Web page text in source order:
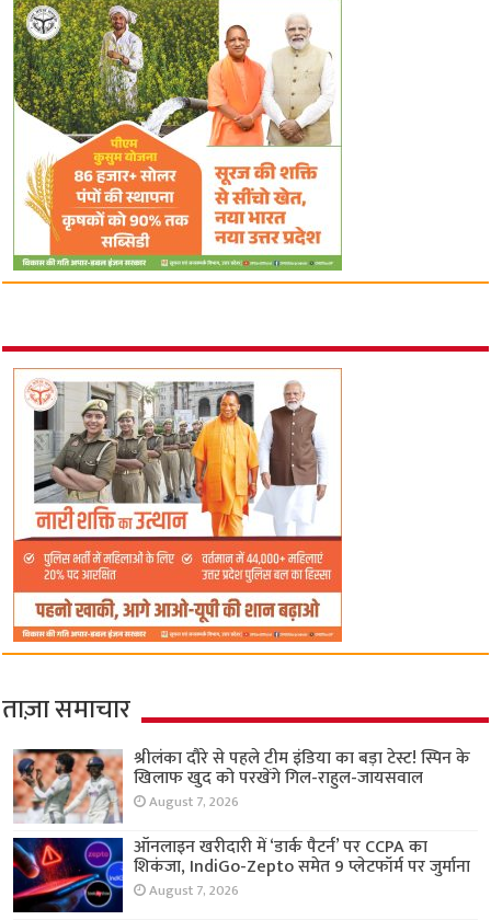
ताज़ा समाचार
श्रीलंका दौरे से पहले टीम इंडिया का बड़ा टेस्ट! स्पिन के
खिलाफ खुद को परखेंगे गिल-राहुल-जायसवाल
August 7, 2026
ऑनलाइन खरीदारी में ‘डार्क पैटर्न’ पर CCPA का
शिकंजा, IndiGo-Zepto समेत 9 प्लेटफॉर्म पर जुर्माना
August 7, 2026